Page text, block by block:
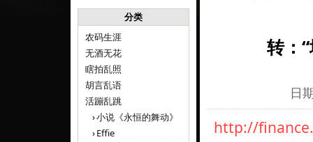
分类
农码生涯
无酒无花
瞎拍乱照
胡言乱语
活蹦乱跳
小说《永恒的舞动》
Effie
转：
日
http://